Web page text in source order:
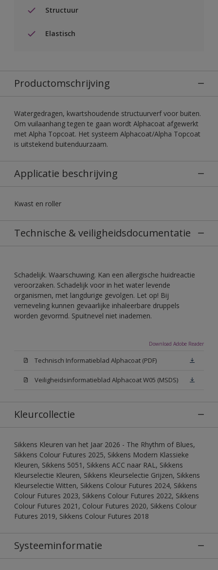
Structuur
Elastisch
Productomschrijving
Watergedragen, kwartshoudende structuurverf voor buiten.
Om vuilaanhang tegen te gaan wordt Alphacoat afgewerkt
met Alpha Topcoat. Het systeem Alphacoat/Alpha Topcoat
is uitstekend buitenduurzaam.
Applicatie beschrijving
Kwast en roller
Technische & veiligheidsdocumentatie
Schadelijk. Waarschuwing. Kan een allergische huidreactie
veroorzaken. Schadelijk voor in het water levende
organismen, met langdurige gevolgen. Let op! Bij
verneveling kunnen gevaarlijke inhaleerbare druppels
worden gevormd. Spuitnevel niet inademen.
Download Adobe Reader
Technisch Informatieblad Alphacoat (PDF)
Veiligheidsinformatieblad Alphacoat W05 (MSDS)
Kleurcollectie
Sikkens Kleuren van het Jaar 2026 - The Rhythm of Blues,
Sikkens Colour Futures 2025, Sikkens Modern Klassieke
Kleuren, Sikkens 5051, Sikkens ACC naar RAL, Sikkens
Kleurselectie Kleuren, Sikkens Kleurselectie Grijzen, Sikkens
Kleurselectie Witten, Sikkens Colour Futures 2024, Sikkens
Colour Futures 2023, Sikkens Colour Futures 2022, Sikkens
Colour Futures 2021, Colour Futures 2020, Sikkens Colour
Futures 2019, Sikkens Colour Futures 2018
Systeeminformatie